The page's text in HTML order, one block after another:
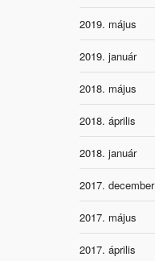
2019. május
2019. január
2018. május
2018. április
2018. január
2017. december
2017. május
2017. április